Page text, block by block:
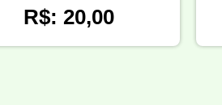
R$: 20,00